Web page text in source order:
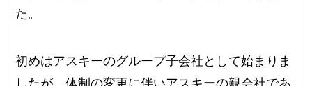
た。
初めはアスキーのグループ子会社として始まりま
したが、体制の変更に伴いアスキーの親会社であ